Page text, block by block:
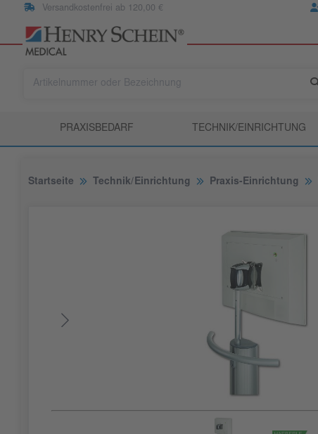
Versandkostenfrei ab 120,00 €
PRAXISBEDARF TECHNIK/EINRICHTUNG
Startseite Technik/Einrichtung Praxis-Einrichtung